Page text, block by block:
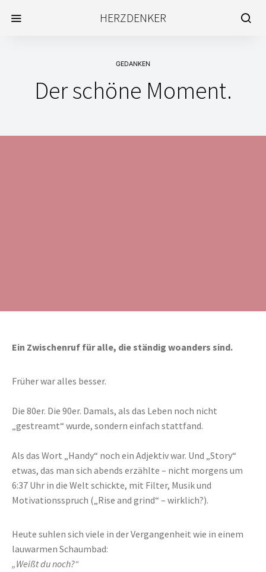
HERZDENKER
GEDANKEN
Der schöne Moment.
Ein Zwischenruf für alle, die ständig woanders sind.
Früher war alles besser.
Die 80er. Die 90er. Damals, als das Leben noch nicht
„gestreamt“ wurde, sondern einfach stattfand.
Als das Wort „Handy“ noch ein Adjektiv war. Und „Story“
etwas, das man sich abends erzählte – nicht morgens um
6:37 Uhr in die Welt schickte, mit Filter, Musik und
Motivationsspruch („Rise and grind“ – wirklich?).
Heute suhlen sich viele in der Vergangenheit wie in einem
lauwarmen Schaumbad:
„Weißt du noch?“